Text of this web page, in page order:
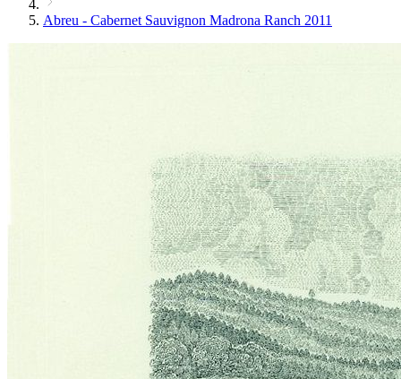
Abreu - Cabernet Sauvignon Madrona Ranch 2011